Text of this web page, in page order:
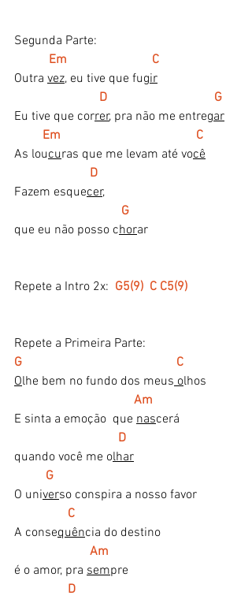
Segunda Parte:
Em                           C
Outra vez, eu tive que fugir
  D                                  G
Eu tive que correr, pra não me entregar
Em                                           C
As loucuras que me levam até você
D
Fazem esquecer,
G
que eu não posso chorar
Repete a Intro 2x: G5(9)  C C5(9)
Repete a Primeira Parte:
G                                                 C
Olhe bem no fundo dos meus olhos
Am
E sinta a emoção  que nascerá
  D
quando você me olhar
G
O universo conspira a nosso favor
C
A consequência do destino
  Am
é o amor, pra sempre
    D